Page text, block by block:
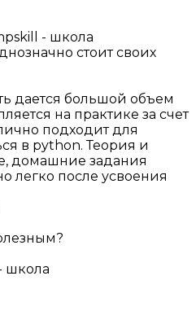
- школа
стоит своих
дается большой объем
на практике за счет
подходит для
в python. Теория и
домашние задания
легко после усвоения
школа